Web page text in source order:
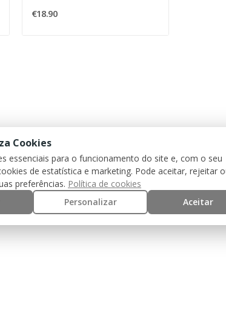
€18.90
Cookies
essenciais para o funcionamento do site e, com o seu
de estatística e marketing. Pode aceitar, rejeitar
preferências. Política de cookies
Personalizar Aceitar